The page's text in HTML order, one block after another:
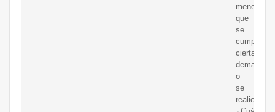
menos
que
se
cumplan
ciertas
demandas
o
se
realice